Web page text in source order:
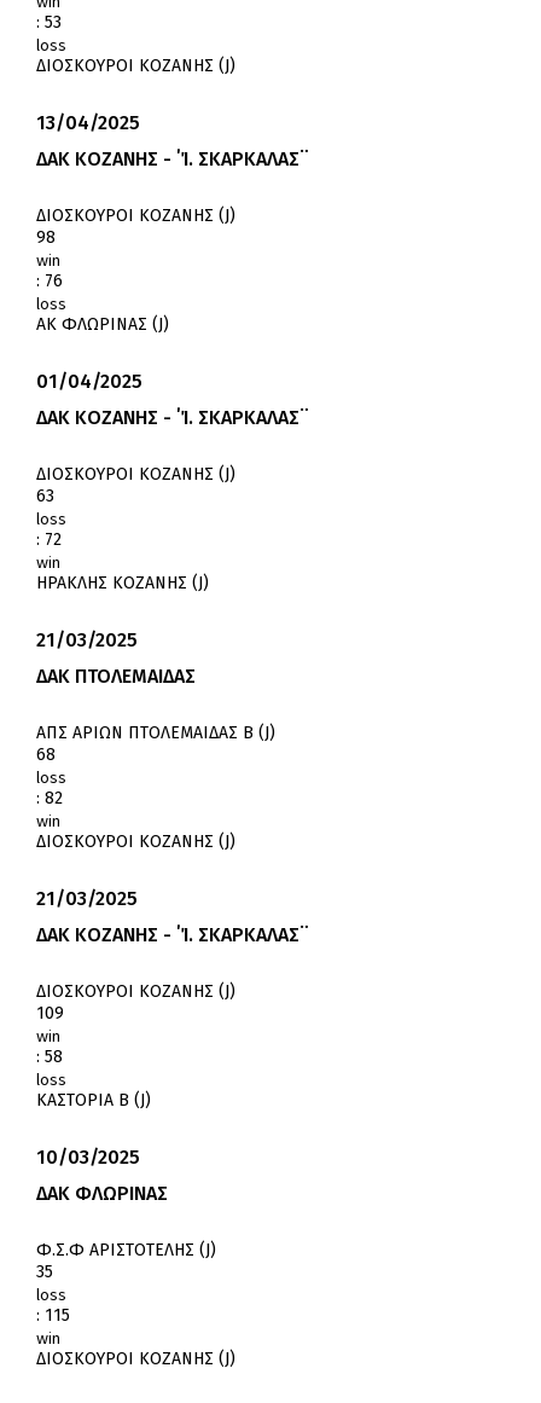
: 53
loss
ΔΙΟΣΚΟΥΡΟΙ ΚΟΖΑΝΗΣ (J)
13/04/2025
ΔΑΚ ΚΟΖΑΝΗΣ - ΄Ί. ΣΚΑΡΚΑΛΑΣ¨
ΔΙΟΣΚΟΥΡΟΙ ΚΟΖΑΝΗΣ (J)
98
win
: 76
loss
ΑΚ ΦΛΩΡΙΝΑΣ (J)
01/04/2025
ΔΑΚ ΚΟΖΑΝΗΣ - ΄Ί. ΣΚΑΡΚΑΛΑΣ¨
ΔΙΟΣΚΟΥΡΟΙ ΚΟΖΑΝΗΣ (J)
63
loss
: 72
win
ΗΡΑΚΛΗΣ ΚΟΖΑΝΗΣ (J)
21/03/2025
ΔΑΚ ΠΤΟΛΕΜΑΙΔΑΣ
ΑΠΣ ΑΡΙΩΝ ΠΤΟΛΕΜΑΙΔΑΣ Β (J)
68
loss
: 82
win
ΔΙΟΣΚΟΥΡΟΙ ΚΟΖΑΝΗΣ (J)
21/03/2025
ΔΑΚ ΚΟΖΑΝΗΣ - ΄Ί. ΣΚΑΡΚΑΛΑΣ¨
ΔΙΟΣΚΟΥΡΟΙ ΚΟΖΑΝΗΣ (J)
109
win
: 58
loss
ΚΑΣΤΟΡΙΑ Β (J)
10/03/2025
ΔΑΚ ΦΛΩΡΙΝΑΣ
Φ.Σ.Φ ΑΡΙΣΤΟΤΕΛΗΣ (J)
35
loss
: 115
win
ΔΙΟΣΚΟΥΡΟΙ ΚΟΖΑΝΗΣ (J)